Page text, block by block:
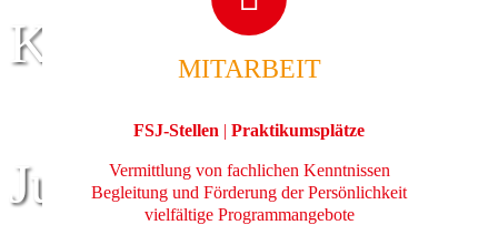
Kinder
Jugend
MITARBEIT
FSJ-Stellen | Praktikumsplätze
Vermittlung von fachlichen Kenntnissen
Begleitung und Förderung der Persönlichkeit
vielfältige Programmangebote